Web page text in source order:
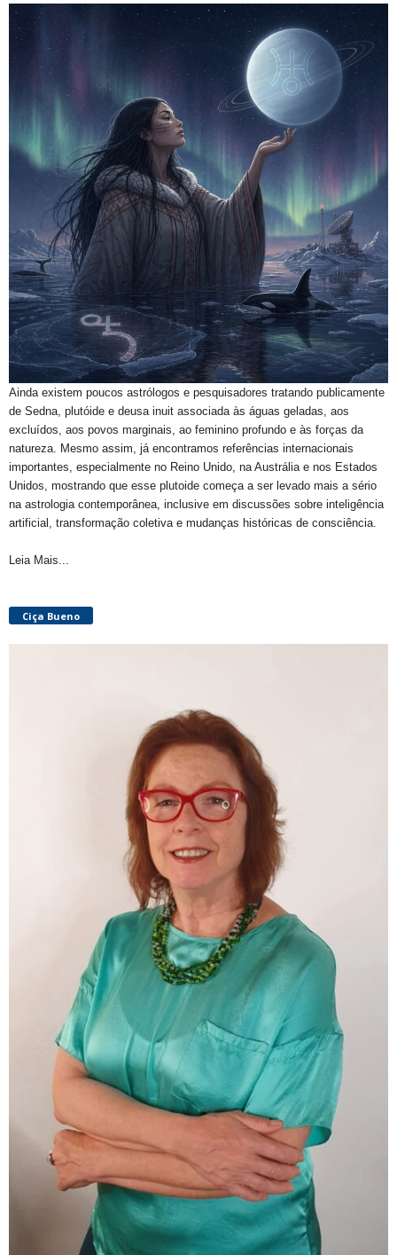
Ainda existem poucos astrólogos e pesquisadores tratando publicamente
de Sedna, plutóide e deusa inuit associada às águas geladas, aos
excluídos, aos povos marginais, ao feminino profundo e às forças da
natureza. Mesmo assim, já encontramos referências internacionais
importantes, especialmente no Reino Unido, na Austrália e nos Estados
Unidos, mostrando que esse plutoide começa a ser levado mais a sério
na astrologia contemporânea, inclusive em discussões sobre inteligência
artificial, transformação coletiva e mudanças históricas de consciência.
Leia Mais...
Ciça Bueno